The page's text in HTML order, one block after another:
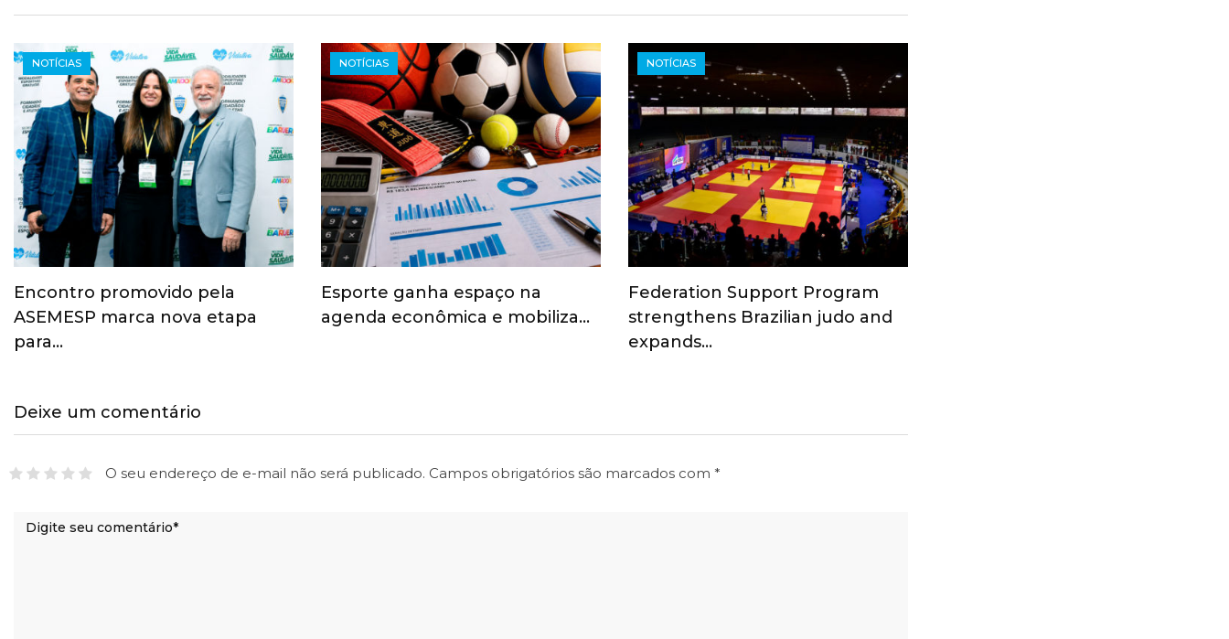
NOTÍCIAS
Encontro promovido pela
ASEMESP marca nova etapa
para…
NOTÍCIAS
Esporte ganha espaço na
agenda econômica e mobiliza…
NOTÍCIAS
Federation Support Program
strengthens Brazilian judo and
expands…
Deixe um comentário
O seu endereço de e-mail não será publicado. Campos obrigatórios são marcados com *